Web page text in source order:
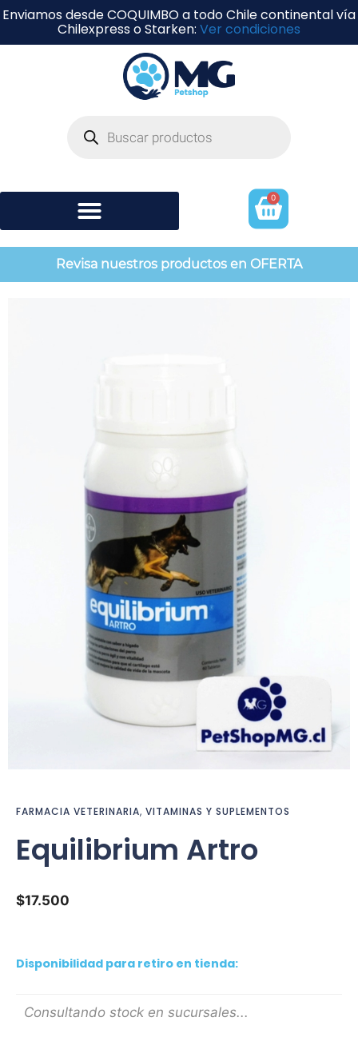
Enviamos desde COQUIMBO a todo Chile continental vía
Chilexpress o Starken: Ver condiciones
0
Revisa nuestros productos en OFERTA
FARMACIA VETERINARIA, VITAMINAS Y SUPLEMENTOS
Equilibrium Artro
$17.500
Disponibilidad para retiro en tienda:
Consultando stock en sucursales...